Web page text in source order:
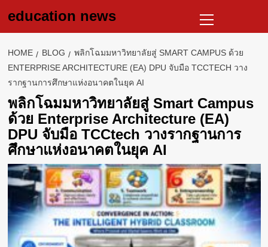
education news
Menu
HOME BLOG
พลิกโฉมมหาวิทยาลัยสู่ SMART CAMPUS ด้วย
ENTERPRISE ARCHITECTURE (EA) DPU จับมือ TCCTECH วาง
รากฐานการศึกษาแห่งอนาคตในยุค AI
พลิกโฉมมหาวิทยาลัยสู่ Smart Campus
ด้วย Enterprise Architecture (EA)
DPU จับมือ TCCtech วางรากฐานการ
ศึกษาแห่งอนาคตในยุค AI